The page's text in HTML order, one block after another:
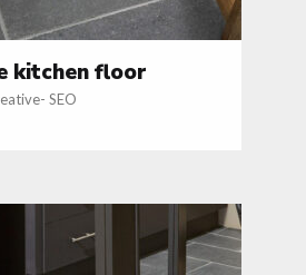
kitchen floor
- SEO